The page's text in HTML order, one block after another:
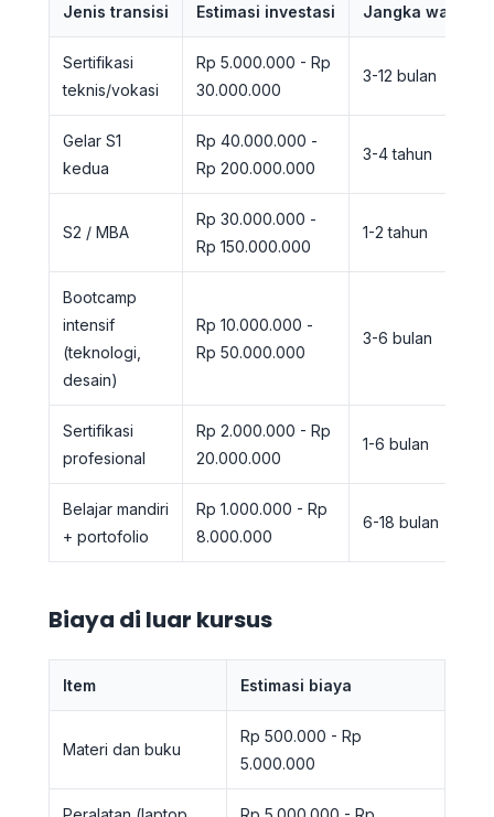
Jenis transisi Estimasi investasi Jangka waktu
Sertifikasi
teknis/vokasi
Rp 5.000.000 - Rp
30.000.000
3-12 bulan
Gelar S1
kedua
Rp 40.000.000 -
Rp 200.000.000
3-4 tahun
S2 / MBA
Rp 30.000.000 -
Rp 150.000.000
1-2 tahun
Bootcamp
intensif
(teknologi,
desain)
Rp 10.000.000 -
Rp 50.000.000
3-6 bulan
Sertifikasi
profesional
Rp 2.000.000 - Rp
20.000.000
1-6 bulan
Belajar mandiri
+ portofolio
Rp 1.000.000 - Rp
8.000.000
6-18 bulan
Biaya di luar kursus
Item Estimasi biaya
Materi dan buku
Rp 500.000 - Rp
5.000.000